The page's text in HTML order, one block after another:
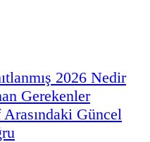
2026 Nedir
Gerekenler
Arasındaki Güncel